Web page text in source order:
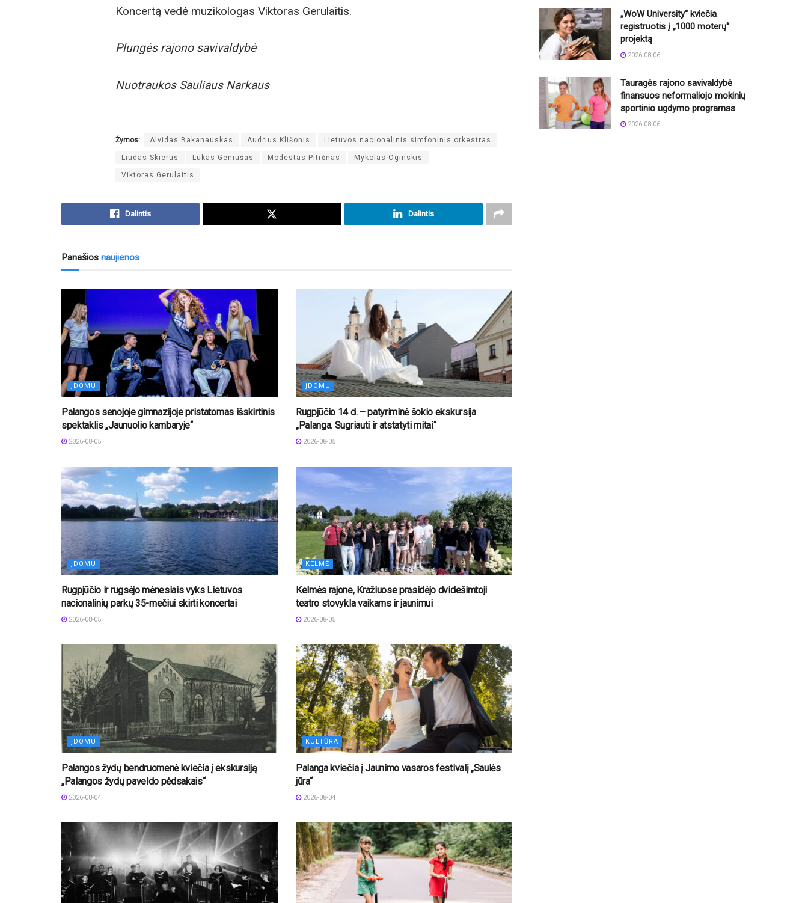
Koncertą vedė muzikologas Viktoras Gerulaitis.
Plungės rajono savivaldybė
Nuotraukos Sauliaus Narkaus
Žymos: Alvidas Bakanauskas Audrius Klišonis Lietuvos nacionalinis simfoninis orkestras
Liudas Skierus Lukas Geniušas Modestas Pitrėnas Mykolas Oginskis
Viktoras Gerulaitis
Dalintis Dalintis
Panašios naujienos
ĮDOMU
Palangos senojoje gimnazijoje pristatomas išskirtinis
spektaklis „Jaunuolio kambaryje“
2026-08-05
ĮDOMU
Rugpjūčio 14 d. – patyriminė šokio ekskursija
„Palanga. Sugriauti ir atstatyti mitai“
2026-08-05
ĮDOMU
Rugpjūčio ir rugsėjo mėnesiais vyks Lietuvos
nacionalinių parkų 35-mečiui skirti koncertai
2026-08-05
KELMĖ
Kelmės rajone, Kražiuose prasidėjo dvidešimtoji
teatro stovykla vaikams ir jaunimui
2026-08-05
ĮDOMU
Palangos žydų bendruomenė kviečia į ekskursiją
„Palangos žydų paveldo pėdsakais“
2026-08-04
KULTŪRA
Palanga kviečia į Jaunimo vasaros festivalį „Saulės
jūra“
2026-08-04
„WoW University“ kviečia
registruotis į „1000 moterų“
projektą
2026-08-06
Tauragės rajono savivaldybė
finansuos neformaliojo mokinių
sportinio ugdymo programas
2026-08-06